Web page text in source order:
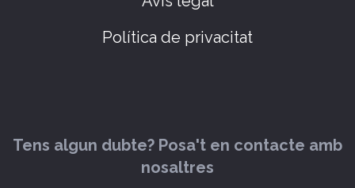
Política de privacitat
Tens algun dubte? Posa't en contacte amb
nosaltres